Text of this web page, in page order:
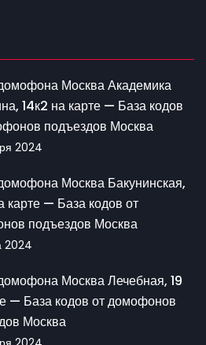
Москва Академика
14к2 на карте — База кодов
подъездов Москва
2024
Москва Бакунинская,
карте — База кодов от
подъездов Москва
2024
Москва Лечебная, 19
— База кодов от домофонов
Москва